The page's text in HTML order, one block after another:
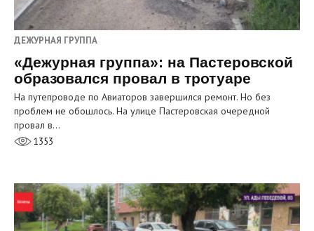
ДЕЖУРНАЯ ГРУППА
«Дежурная группа»: на Пастеровской
образовался провал в тротуаре
На путепроводе по Авиаторов завершился ремонт. Но без
проблем не обошлось. На улице Пастеровская очередной
провал в…
1353